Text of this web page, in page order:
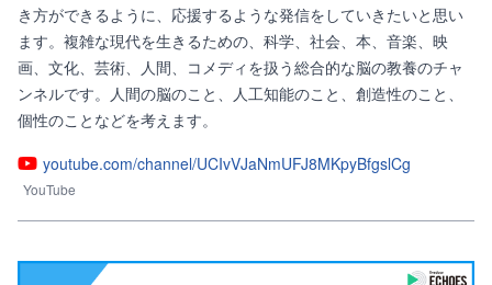
き方ができるように、応援するような発信をしていきたいと思い
ます。複雑な現代を生きるための、科学、社会、本、音楽、映
画、文化、芸術、人間、コメディを扱う総合的な脳の教養のチャ
ンネルです。人間の脳のこと、人工知能のこと、創造性のこと、
youtube.com/channel/UCIvVJaNmUFJ8MKpyBfgslCg
YouTube